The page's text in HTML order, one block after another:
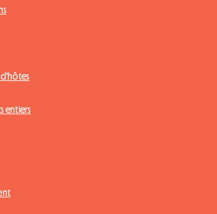
d'hôtes
entiers